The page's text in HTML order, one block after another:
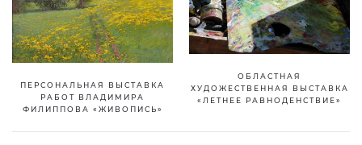
ПЕРСОНАЛЬНАЯ ВЫСТАВКА
РАБОТ ВЛАДИМИРА
ФИЛИППОВА «ЖИВОПИСЬ»
ОБЛАСТНАЯ
ХУДОЖЕСТВЕННАЯ ВЫСТАВКА
«ЛЕТНЕЕ РАВНОДЕНСТВИЕ»